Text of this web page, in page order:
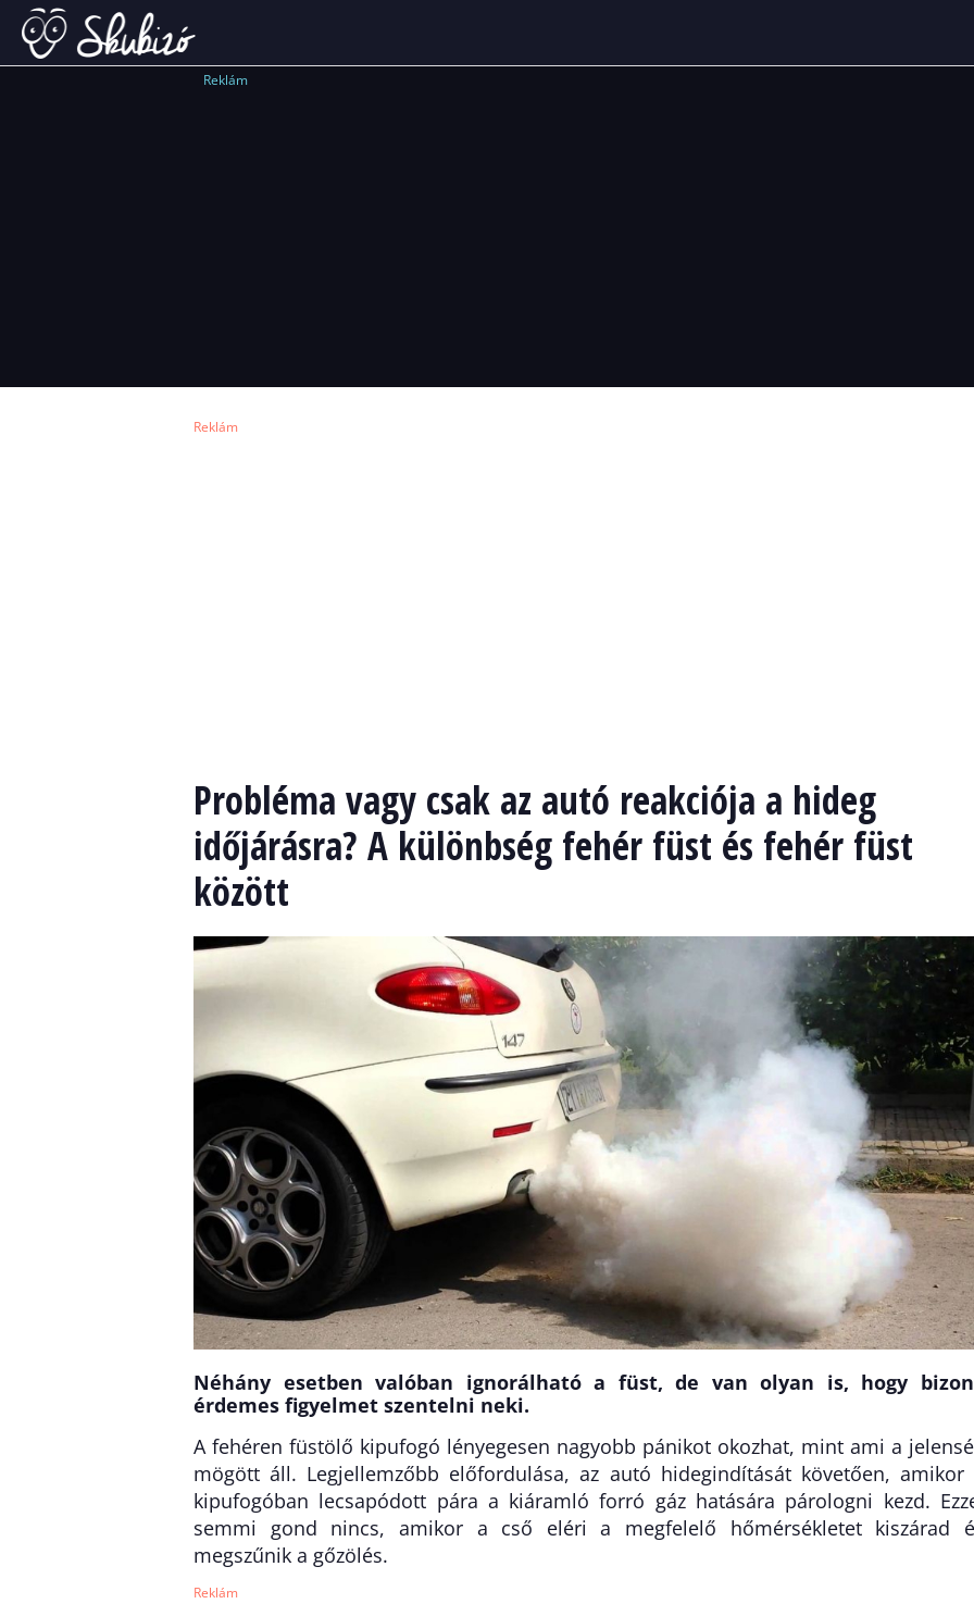
Reklám
Reklám
Probléma vagy csak az autó reakciója a hideg
időjárásra? A különbség fehér füst és fehér füst
között
Néhány esetben valóban ignorálható a füst, de van olyan is, hogy
érdemes figyelmet szentelni neki.
A fehéren füstölő kipufogó lényegesen nagyobb pánikot okozhat, mint ami a
mögött áll. Legjellemzőbb előfordulása, az autó hidegindítását követően, amikor
kipufogóban lecsapódott pára a kiáramló forró gáz hatására párologni kezd.
semmi gond nincs, amikor a cső eléri a megfelelő hőmérsékletet kiszárad
megszűnik a gőzölés.
Reklám